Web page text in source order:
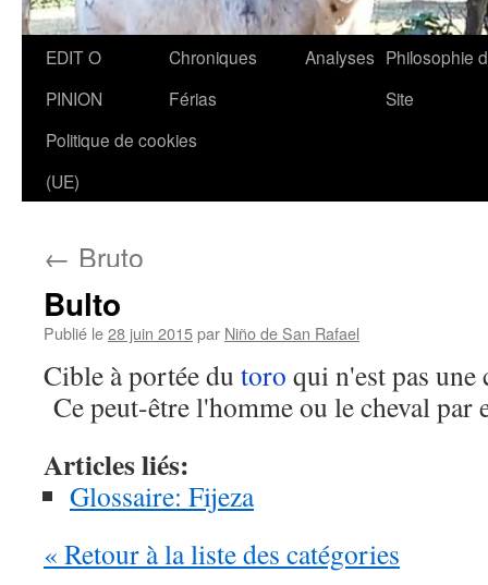
Aller
contenu
EDIT O
PINION
Chroniques
Férias
Analyses Philosophie
Site
Politique de cookies
(UE)
← Bruto
Bulto
Publié le28 juin 2015par Niño de San Rafael
Cible à portée du toro qui n'est pas
Ce peut-être l'homme ou le cheval par
Articles liés:
Glossaire: Fijeza
« Retour à la liste des catégories